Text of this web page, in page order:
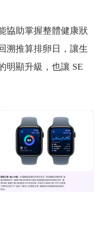
協助掌握整體健康狀
溯推算排卵日，讓生
明顯升級，也讓 SE